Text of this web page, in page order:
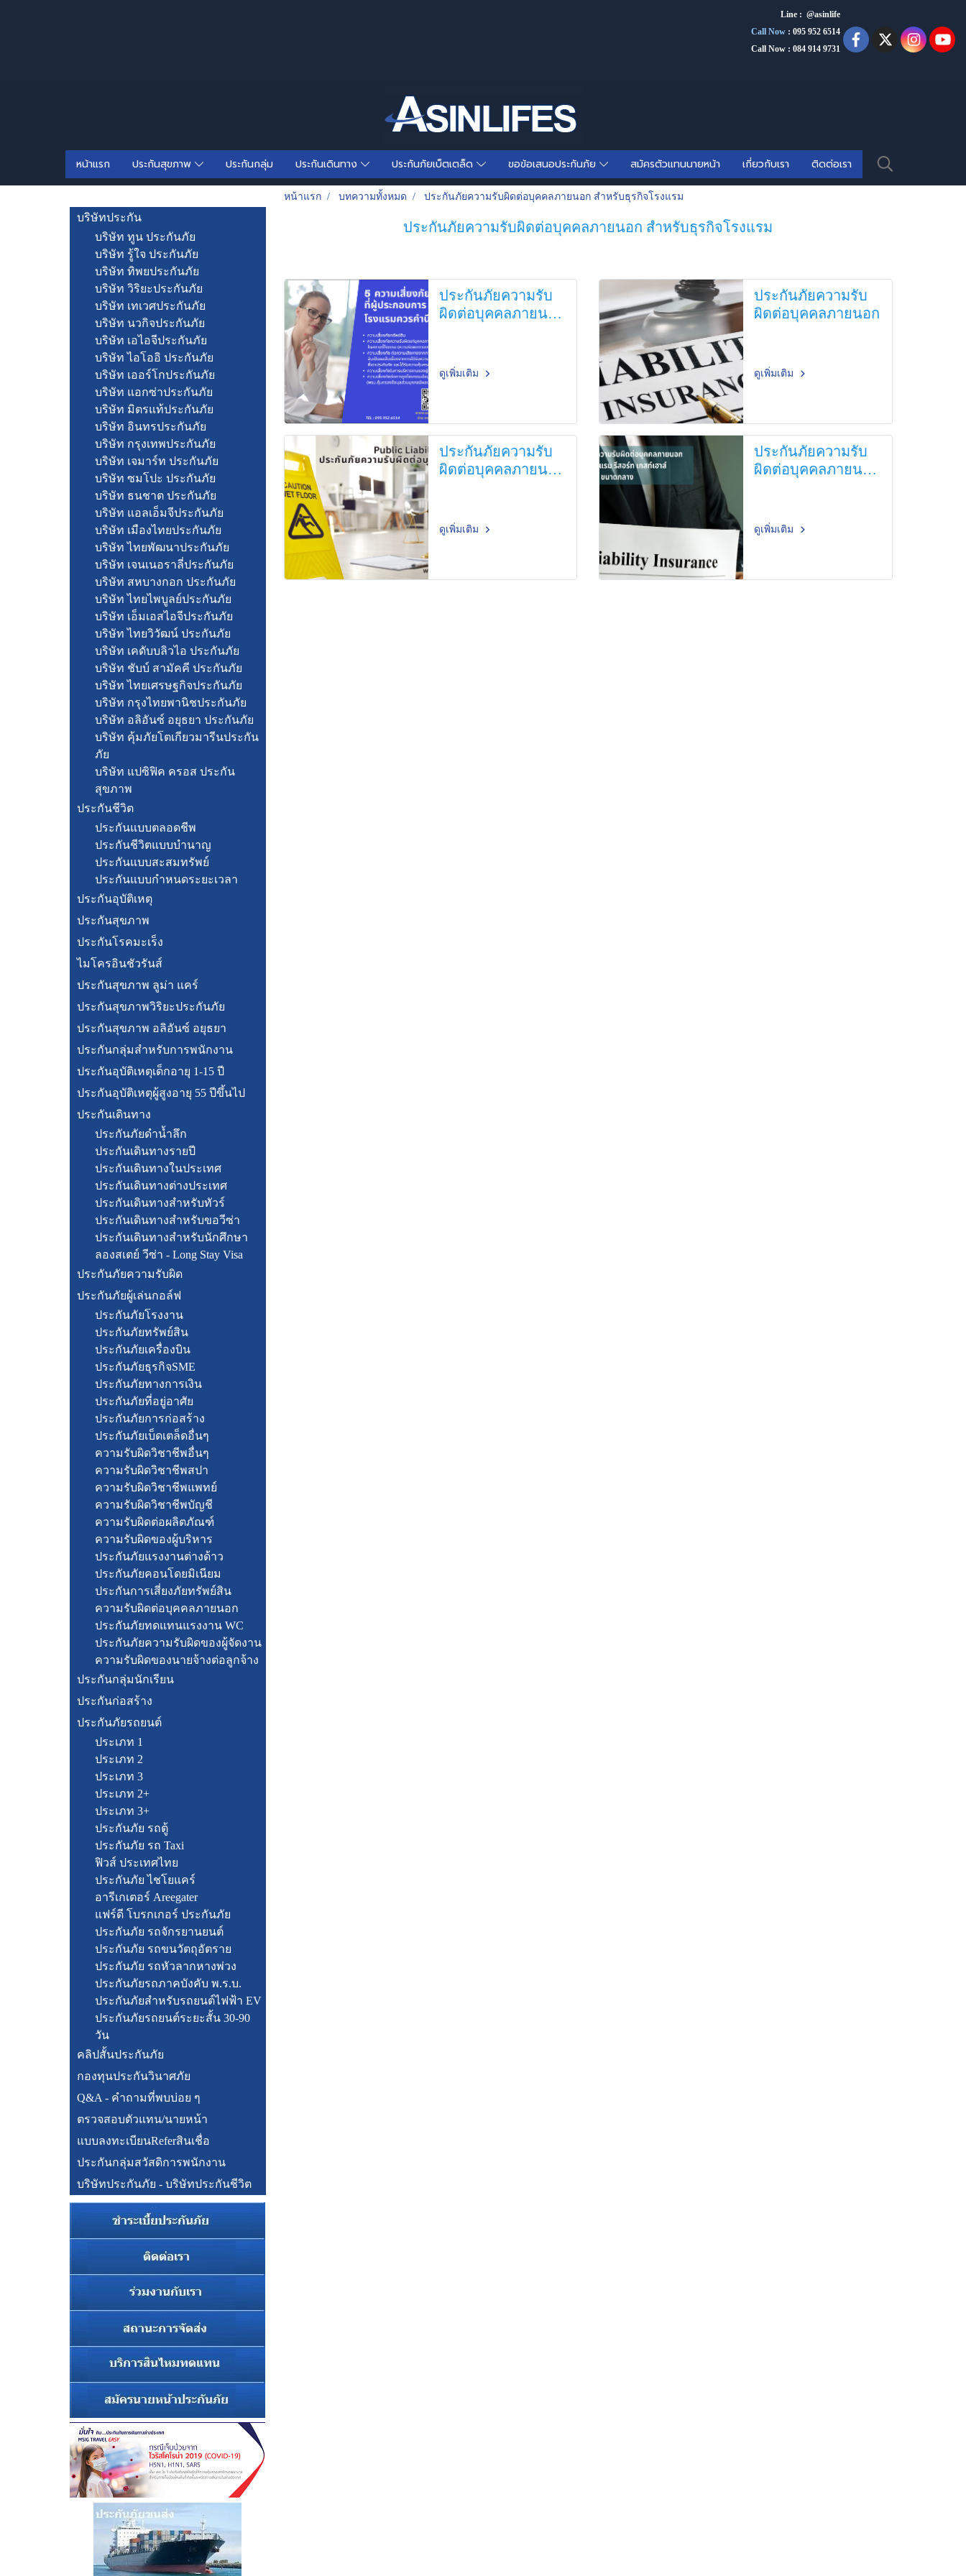
Line : @asinlife
Call Now : 095 952 6514
Call Now : 084 914 9731
หน้าแรก ประกันสุขภาพ ประกันกลุ่ม ประกันเดินทาง ประกันภัยเบ็ตเตล็ด ขอข้อเสนอประกันภัย สมัครตัวแทนนายหน้า เกี่ยวกับเรา ติดต่อเรา
หน้าแรก บทความทั้งหมด ประกันภัยความรับผิดต่อบุคคลภายนอก สำหรับธุรกิจโรงแรม
ประกันภัยความรับผิดต่อบุคคลภายนอก สำหรับธุรกิจโรงแรม
ประกันภัยความรับ
ผิดต่อบุคคลภายนอก
ดูเพิ่มเติม
ประกันภัยความรับ
ผิดต่อบุคคลภายนอก
ดูเพิ่มเติม
ประกันภัยความรับ
ผิดต่อบุคคลภายนอก
ดูเพิ่มเติม
ประกันภัยความรับ
ผิดต่อบุคคลภายนอก
ขนาดเล็ก - ขนาด
ดูเพิ่มเติม
บริษัทประกัน
บริษัท ทูน ประกันภัย
บริษัท รู้ใจ ประกันภัย
บริษัท ทิพยประกันภัย
บริษัท วิริยะประกันภัย
บริษัท เทเวศประกันภัย
บริษัท นวกิจประกันภัย
บริษัท เอไอจีประกันภัย
บริษัท ไอโออิ ประกันภัย
บริษัท เออร์โกประกันภัย
บริษัท แอกซ่าประกันภัย
บริษัท มิตรแท้ประกันภัย
บริษัท อินทรประกันภัย
บริษัท กรุงเทพประกันภัย
บริษัท เจมาร์ท ประกันภัย
บริษัท ซมโปะ ประกันภัย
บริษัท ธนชาต ประกันภัย
บริษัท แอลเอ็มจีประกันภัย
บริษัท เมืองไทยประกันภัย
บริษัท ไทยพัฒนาประกันภัย
บริษัท เจนเนอราลี่ประกันภัย
บริษัท สหบางกอก ประกันภัย
บริษัท ไทยไพบูลย์ประกันภัย
บริษัท เอ็มเอสไอจีประกันภัย
บริษัท ไทยวิวัฒน์ ประกันภัย
บริษัท เคดับบลิวไอ ประกันภัย
บริษัท ชับบ์ สามัคคี ประกันภัย
บริษัท ไทยเศรษฐกิจประกันภัย
บริษัท กรุงไทยพานิชประกันภัย
บริษัท อลิอันซ์ อยุธยา ประกันภัย
บริษัท คุ้มภัยโตเกียวมารีนประกัน
ภัย
บริษัท แปซิฟิค ครอส ประกัน
สุขภาพ
ประกันชีวิต
ประกันแบบตลอดชีพ
ประกันชีวิตแบบบำนาญ
ประกันแบบสะสมทรัพย์
ประกันแบบกำหนดระยะเวลา
ประกันอุบัติเหตุ
ประกันสุขภาพ
ประกันโรคมะเร็ง
ไมโครอินชัวรันส์
ประกันสุขภาพ ลูม่า แคร์
ประกันสุขภาพวิริยะประกันภัย
ประกันสุขภาพ อลิอันซ์ อยุธยา
ประกันกลุ่มสำหรับการพนักงาน
ประกันอุบัติเหตุเด็กอายุ 1-15 ปี
ประกันอุบัติเหตุผู้สูงอายุ 55 ปีขึ้นไป
ประกันเดินทาง
ประกันภัยดำน้ำลึก
ประกันเดินทางรายปี
ประกันเดินทางในประเทศ
ประกันเดินทางต่างประเทศ
ประกันเดินทางสำหรับทัวร์
ประกันเดินทางสำหรับขอวีซ่า
ประกันเดินทางสำหรับนักศึกษา
ลองสเตย์ วีซ่า - Long Stay Visa
ประกันภัยความรับผิด
ประกันภัยผู้เล่นกอล์ฟ
ประกันภัยโรงงาน
ประกันภัยทรัพย์สิน
ประกันภัยเครื่องบิน
ประกันภัยธุรกิจSME
ประกันภัยทางการเงิน
ประกันภัยที่อยู่อาศัย
ประกันภัยการก่อสร้าง
ประกันภัยเบ็ดเตล็ดอื่นๆ
ความรับผิดวิชาชีพอื่นๆ
ความรับผิดวิชาชีพสปา
ความรับผิดวิชาชีพแพทย์
ความรับผิดวิชาชีพบัญชี
ความรับผิดต่อผลิตภัณฑ์
ความรับผิดของผู้บริหาร
ประกันภัยแรงงานต่างด้าว
ประกันภัยคอนโดยมิเนียม
ประกันการเสี่ยงภัยทรัพย์สิน
ความรับผิดต่อบุคคลภายนอก
ประกันภัยทดแทนแรงงาน WC
ประกันภัยความรับผิดของผู้จัดงาน
ความรับผิดของนายจ้างต่อลูกจ้าง
ประกันกลุ่มนักเรียน
ประกันก่อสร้าง
ประกันภัยรถยนต์
ประเภท 1
ประเภท 2
ประเภท 3
ประเภท 2+
ประเภท 3+
ประกันภัย รถตู้
ประกันภัย รถ Taxi
ฟิวส์ ประเทศไทย
ประกันภัย ไชโยแคร์
อารีเกเตอร์ Areegater
แฟร์ดี โบรกเกอร์ ประกันภัย
ประกันภัย รถจักรยานยนต์
ประกันภัย รถขนวัตถุอัตราย
ประกันภัย รถหัวลากหางพ่วง
ประกันภัยรถภาคบังคับ พ.ร.บ.
ประกันภัยสำหรับรถยนต์ไฟฟ้า EV
ประกันภัยรถยนต์ระยะสั้น 30-90
วัน
คลิปสั้นประกันภัย
กองทุนประกันวินาศภัย
Q&A - คำถามที่พบบ่อย ๆ
ตรวจสอบตัวแทน/นายหน้า
แบบลงทะเบียนReferสินเชื่อ
ประกันกลุ่มสวัสดิการพนักงาน
บริษัทประกันภัย - บริษัทประกันชีวิต